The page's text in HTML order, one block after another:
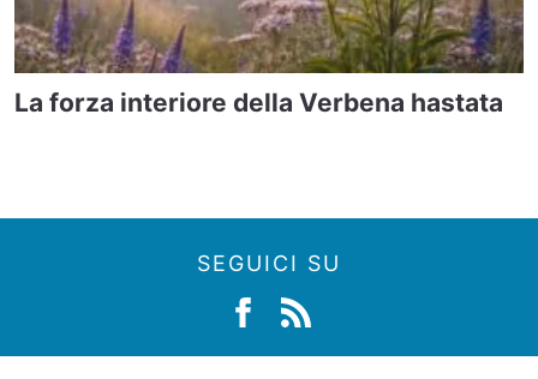
La forza interiore della Verbena hastata
SEGUICI SU